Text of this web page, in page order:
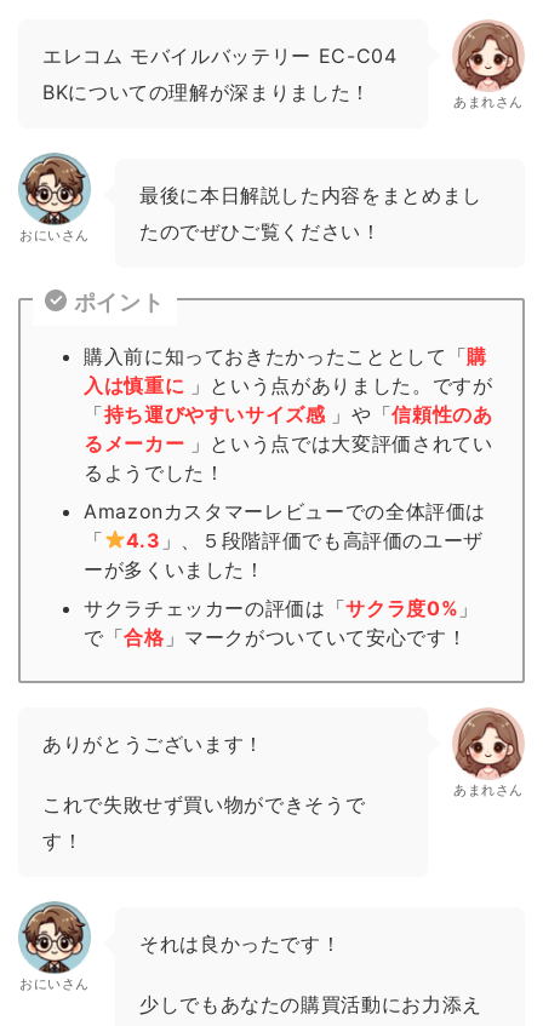
エレコム モバイルバッテリー EC-C04
BKについての理解が深まりました！
あまれさん
おにいさん
最後に本日解説した内容をまとめまし
たのでぜひご覧ください！
ポイント
購入前に知っておきたかったこととして「購
入は慎重に 」という点がありました。ですが
「持ち運びやすいサイズ感 」や「信頼性のあ
るメーカー 」という点では大変評価されてい
るようでした！
Amazonカスタマーレビューでの全体評価は
「
4.3 」、５段階評価でも高評価のユーザ
ーが多くいました！
サクラチェッカーの評価は「サクラ度0% 」
で「合格 」 マーク がついていて安心です！
ありがとうございます！
これで失敗せず買い物ができそうで
す！
あまれさん
おにいさん
それは良かったです！
少しでもあなたの購買活動にお力添え